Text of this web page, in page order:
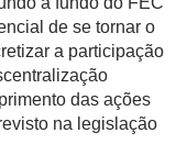
de se tornar o
a participação
das ações
na legislação